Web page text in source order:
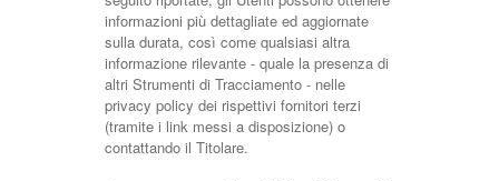
informazioni più dettagliate ed aggiornate
sulla durata, così come qualsiasi altra
informazione rilevante - quale la presenza di
altri Strumenti di Tracciamento - nelle
privacy policy dei rispettivi fornitori terzi
(tramite i link messi a disposizione) o
contattando il Titolare.